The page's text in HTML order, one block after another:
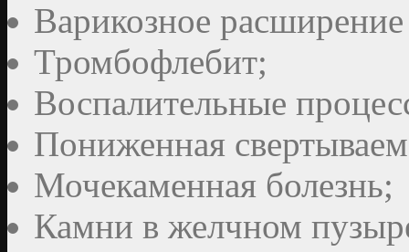
Варикозное
Тромбофлебит;
Воспалительные
Пониженная
Мочекаменная болезнь;
Камни в желчном